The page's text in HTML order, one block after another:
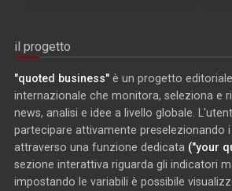
il progetto
"quoted business" è un progetto
internazionale che monitora, seleziona e
news, analisi e idee a livello globale.
partecipare attivamente preselezionando
attraverso una funzione dedicata ("your
sezione interattiva riguarda gli indicatori
impostando le variabili è possibile